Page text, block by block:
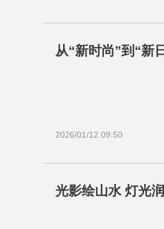
从“新时尚”到“新
2026/01/12 09:50
光影绘山水 灯光